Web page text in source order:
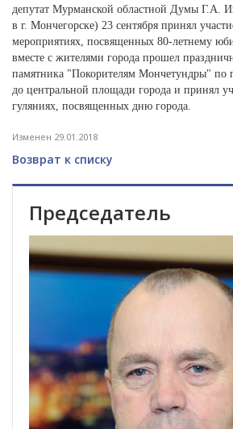
депутат Мурманской областной Думы Г.А.
в г. Мончегорске) 23 сентября принял
мероприятиях, посвященных 80-летнему
вместе с жителями города прошел
памятника "Покорителям Мончетундры" по
до центральной площади города и принял
гуляниях, посвященных дню города.
Изменен 29.01.2018
Возврат к списку
Председатель